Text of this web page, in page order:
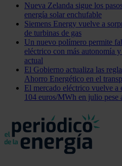
Nueva Zelanda sigue los
energía solar enchufable
Siemens Energy vuelve a
de turbinas de gas
Un nuevo polímero permite
eléctrico con más autonomía
actual
El Gobierno actualiza las
Ahorro Energético en el
El mercado eléctrico vuelve a
104 euros/MWh en julio pese